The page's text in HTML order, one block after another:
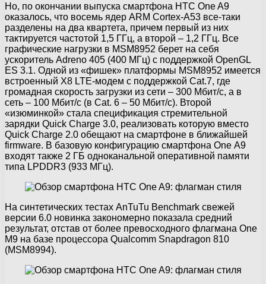
Но, по окончании выпуска смартфона HTC One A9
оказалось, что восемь ядер ARM Cortex-A53 все-таки
разделены на два квартета, причем первый из них
тактируется частотой 1,5 ГГц, а второй – 1,2 ГГц. Все
графические нагрузки в MSM8952 берет на себя
ускоритель Adreno 405 (400 МГц) с поддержкой OpenGL
ES 3.1. Одной из «фишек» платформы MSM8952 имеется
встроенный Х8 LTE-модем с поддержкой Cat.7, где
громадная скорость загрузки из сети – 300 Мбит/с, а в
сеть – 100 Мбит/с (в Cat. 6 – 50 Мбит/с). Второй
«изюминкой» стала спецификация стремительной
зарядки Quick Charge 3.0, реализовать которую вместо
Quick Charge 2.0 обещают на смартфоне в ближайшей
firmware. В базовую конфигурацию смартфона One А9
входят также 2 ГБ одноканальной оперативной памяти
типа LPDDR3 (933 МГц).
На синтетических тестах AnTuTu Benchmark свежей
версии 6.0 новинка закономерно показала средний
результат, отстав от более превосходного флагмана One
M9 на базе процессора Qualcomm Snapdragon 810
(MSM8994).